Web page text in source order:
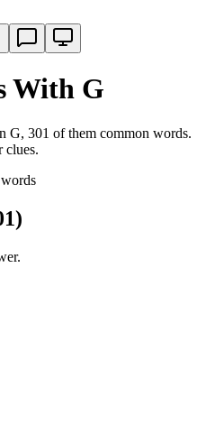
With G
G, 301 of them common words.
clues.
s
)